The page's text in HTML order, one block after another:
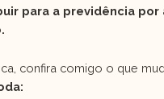
para a previdência por
confira comigo o que